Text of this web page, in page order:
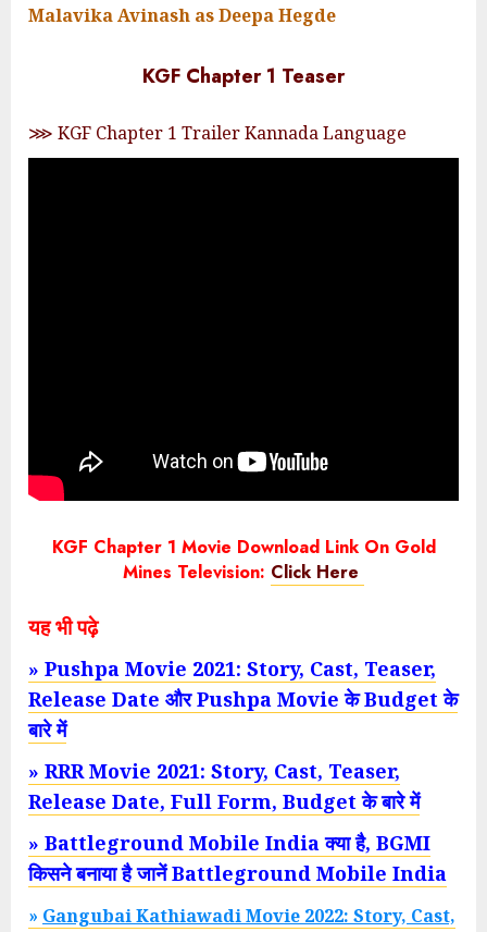
Malavika Avinash as Deepa Hegde
KGF Chapter 1 Teaser
⋙ KGF Chapter 1 Trailer Kannada Language
KGF Chapter 1 Movie Download Link On Gold
Mines Television: Click Here
यह भी पढ़े
» Pushpa Movie 2021: Story, Cast, Teaser,
Release Date और Pushpa Movie के Budget के
बारे में
» RRR Movie 2021: Story, Cast, Teaser,
Release Date, Full Form, Budget के बारे में
» Battleground Mobile India क्या है, BGMI
किसने बनाया है जानें Battleground Mobile India
» Gangubai Kathiawadi Movie 2022: Story, Cast,